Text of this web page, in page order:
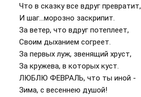
Что в сказку все вдруг превратит,
И шаг...морозно заскрипит.
За ветер, что вдруг потеплеет,
Своим дыханием согреет.
За первых луж, звенящий хруст,
За кружева, в которых куст.
ЛЮБЛЮ ФЕВРАЛЬ, что ты иной -
Зима, с весеннею душой!